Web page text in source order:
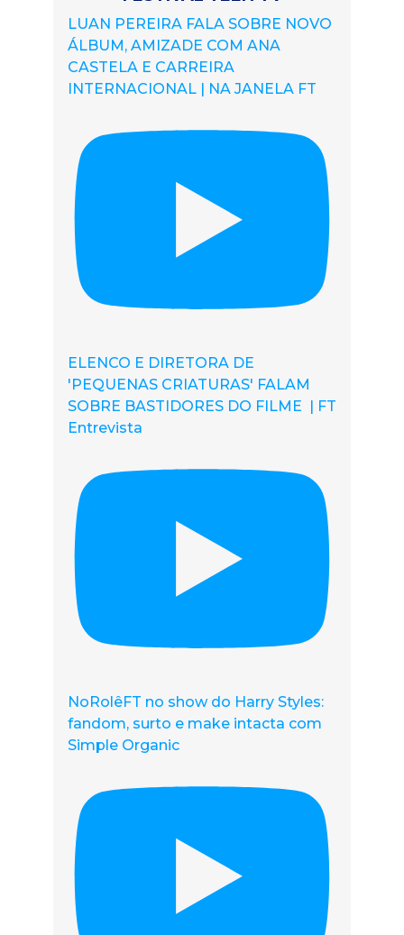
LUAN PEREIRA FALA SOBRE NOVO
ÁLBUM, AMIZADE COM ANA
CASTELA E CARREIRA
INTERNACIONAL | NA JANELA FT
ELENCO E DIRETORA DE
'PEQUENAS CRIATURAS' FALAM
SOBRE BASTIDORES DO FILME | FT
Entrevista
NoRolêFT no show do Harry Styles:
fandom, surto e make intacta com
Simple Organic